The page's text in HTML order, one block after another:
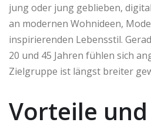
jung oder jung geblieben,
an modernen Wohnideen,
inspirierenden Lebensstil.
20 und 45 Jahren fühlen sich
Zielgruppe ist längst breiter
Vorteile und